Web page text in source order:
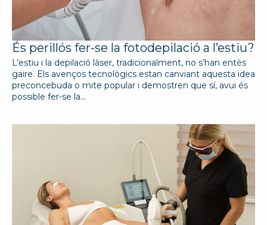
És perillós fer-se la fotodepilació a l’estiu?
L’estiu i la depilació làser, tradicionalment, no s’han entès
gaire. Els avenços tecnològics estan canviant aquesta idea
preconcebuda o mite popular i demostren que sí, avui és
possible fer-se la…